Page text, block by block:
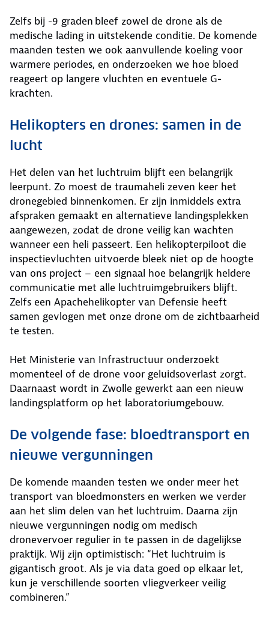
Zelfs bij -9 graden bleef zowel de drone als de
medische lading in uitstekende conditie. De komende
maanden testen we ook aanvullende koeling voor
warmere periodes, en onderzoeken we hoe bloed
reageert op langere vluchten en eventuele G-
krachten.
Helikopters en drones: samen in de
lucht
Het delen van het luchtruim blijft een belangrijk
leerpunt. Zo moest de traumaheli zeven keer het
dronegebied binnenkomen. Er zijn inmiddels extra
afspraken gemaakt en alternatieve landingsplekken
aangewezen, zodat de drone veilig kan wachten
wanneer een heli passeert. Een helikopterpiloot die
inspectievluchten uitvoerde bleek niet op de hoogte
van ons project – een signaal hoe belangrijk heldere
communicatie met alle luchtruimgebruikers blijft.
Zelfs een Apachehelikopter van Defensie heeft
samen gevlogen met onze drone om de zichtbaarheid
te testen.
Het Ministerie van Infrastructuur onderzoekt
momenteel of de drone voor geluidsoverlast zorgt.
Daarnaast wordt in Zwolle gewerkt aan een nieuw
landingsplatform op het laboratoriumgebouw.
De volgende fase: bloedtransport en
nieuwe vergunningen
De komende maanden testen we onder meer het
transport van bloedmonsters en werken we verder
aan het slim delen van het luchtruim. Daarna zijn
nieuwe vergunningen nodig om medisch
dronevervoer regulier in te passen in de dagelijkse
praktijk. Wij zijn optimistisch: “Het luchtruim is
gigantisch groot. Als je via data goed op elkaar let,
kun je verschillende soorten vliegverkeer veilig
combineren.”